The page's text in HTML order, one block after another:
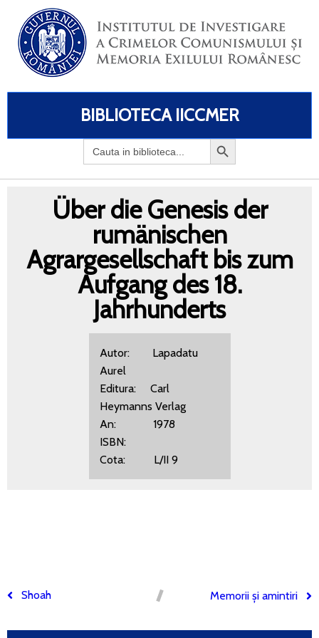
BIBLIOTECA IICCMER
Search
for:
Über die Genesis der
rumänischen
Agrargesellschaft bis zum
Aufgang des 18.
Jahrhunderts
Autor: Lapadatu
Aurel
Editura: Carl
Heymanns Verlag
An: 1978
ISBN:
Cota: L/II 9
Shoah Memorii și amintiri